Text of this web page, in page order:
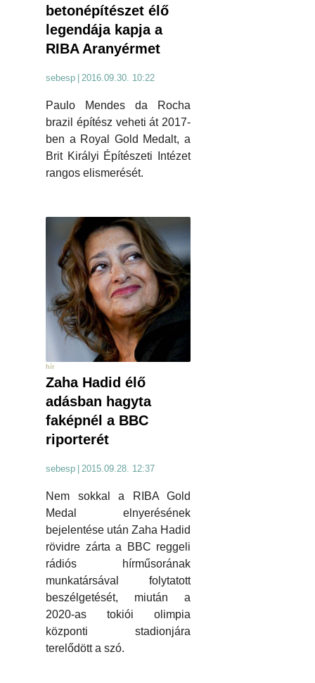
betonépítészet élő
legendája kapja a
RIBA Aranyérmet
sebesp 2016.09.30. 10:22
Paulo Mendes da Rocha
brazil építész veheti át 2017-
ben a Royal Gold Medalt, a
Brit Királyi Építészeti Intézet
rangos elismerését.
hír
Zaha Hadid élő
adásban hagyta
faképnél a BBC
riporterét
sebesp 2015.09.28. 12:37
Nem sokkal a RIBA Gold
Medal elnyerésének
bejelentése után Zaha Hadid
rövidre zárta a BBC reggeli
rádiós hírműsorának
munkatársával folytatott
beszélgetését, miután a
2020-as tokiói olimpia
központi stadionjára
terelődött a szó.